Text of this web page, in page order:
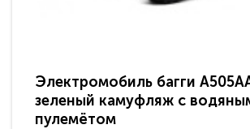
Электромобиль багги
зеленый камуфляж с
пулемётом